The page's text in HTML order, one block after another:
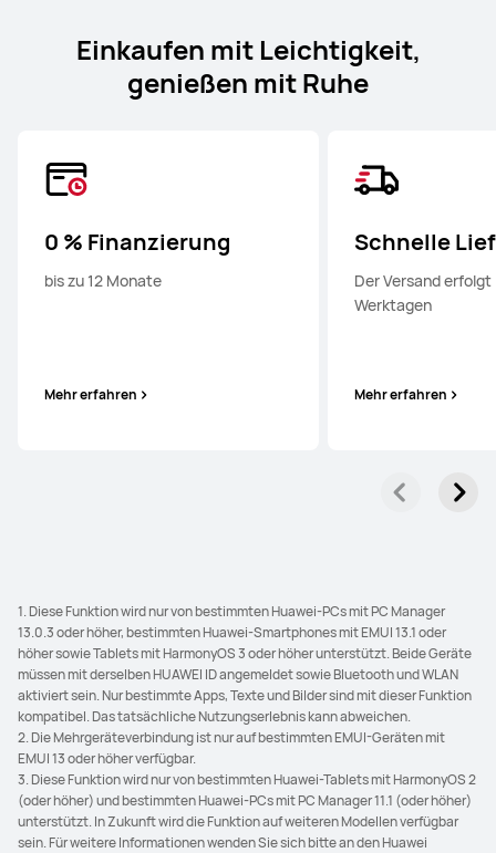
Einkaufen mit Leichtigkeit,
genießen mit Ruhe
0 % Finanzierung
bis zu 12 Monate
Mehr erfahren
Schnelle
Der Versand erfolgt
Werktagen
Mehr erfahren
1. Diese Funktion wird nur von bestimmten Huawei-PCs mit PC Manager
13.0.3 oder höher, bestimmten Huawei-Smartphones mit EMUI 13.1 oder
höher sowie Tablets mit HarmonyOS 3 oder höher unterstützt. Beide Geräte
müssen mit derselben HUAWEI ID angemeldet sowie Bluetooth und WLAN
aktiviert sein. Nur bestimmte Apps, Texte und Bilder sind mit dieser Funktion
kompatibel. Das tatsächliche Nutzungserlebnis kann abweichen.
2. Die Mehrgeräteverbindung ist nur auf bestimmten EMUI-Geräten mit
EMUI 13 oder höher verfügbar.
3. Diese Funktion wird nur von bestimmten Huawei-Tablets mit HarmonyOS 2
(oder höher) und bestimmten Huawei-PCs mit PC Manager 11.1 (oder höher)
unterstützt. In Zukunft wird die Funktion auf weiteren Modellen verfügbar
sein. Für weitere Informationen wenden Sie sich bitte an den Huawei